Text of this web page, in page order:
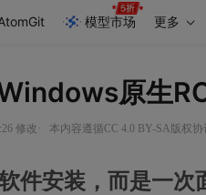
模型市场 更多
原生
修改 · 本内容遵循CC 4.0 BY-SA版权协
件安装，而是一